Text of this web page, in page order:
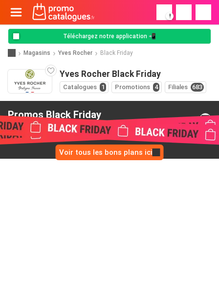
!
Téléchargez notre application 📲
Magasins Yves Rocher Black Friday
Yves Rocher Black Friday
Catalogues 1 Promotions 4 Filiales 683
Promos Black Friday
de Yves Rocher
Voir tous les bons plans ici